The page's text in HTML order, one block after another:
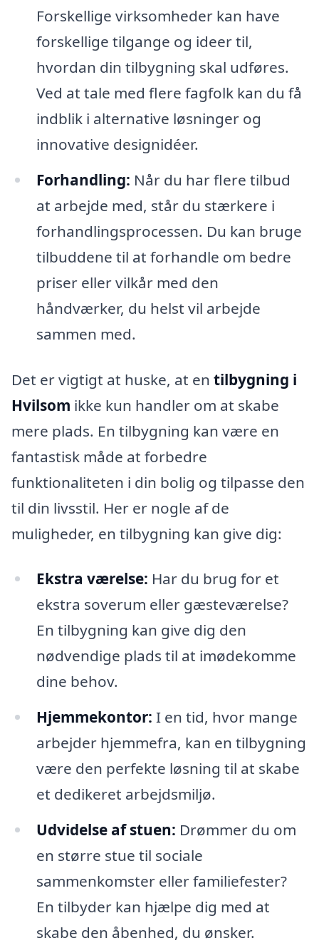
Forskellige virksomheder kan have
forskellige tilgange og ideer til,
hvordan din tilbygning skal udføres.
Ved at tale med flere fagfolk kan du få
indblik i alternative løsninger og
innovative designidéer.
Forhandling: Når du har flere tilbud
at arbejde med, står du stærkere i
forhandlingsprocessen. Du kan bruge
tilbuddene til at forhandle om bedre
priser eller vilkår med den
håndværker, du helst vil arbejde
sammen med.
Det er vigtigt at huske, at en tilbygning i
Hvilsom ikke kun handler om at skabe
mere plads. En tilbygning kan være en
fantastisk måde at forbedre
funktionaliteten i din bolig og tilpasse den
til din livsstil. Her er nogle af de
muligheder, en tilbygning kan give dig:
Ekstra værelse: Har du brug for et
ekstra soverum eller gæsteværelse?
En tilbygning kan give dig den
nødvendige plads til at imødekomme
dine behov.
Hjemmekontor: I en tid, hvor mange
arbejder hjemmefra, kan en tilbygning
være den perfekte løsning til at skabe
et dedikeret arbejdsmiljø.
Udvidelse af stuen: Drømmer du om
en større stue til sociale
sammenkomster eller familiefester?
En tilbyder kan hjælpe dig med at
skabe den åbenhed, du ønsker.